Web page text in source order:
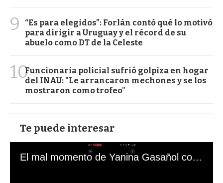
9
“Es para elegidos”: Forlán contó qué lo motivó
para dirigir a Uruguay y el récord de su
abuelo como DT de la Celeste
10Funcionaria policial sufrió golpiza en hogar
del INAU: "Le arrancaron mechones y se los
mostraron como trofeo"
Te puede interesar
El mal momento de Yanina Gasañol con un hincha argentino en "Subrayado"